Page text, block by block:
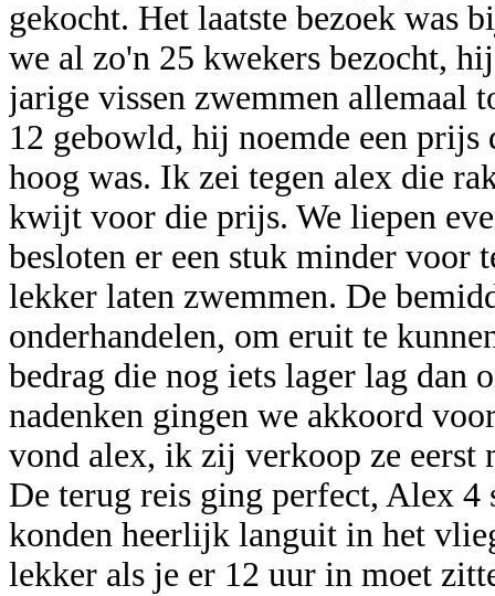
gekocht. Het laatste bezoek was
we al zo'n 25 kwekers bezocht,
jarige vissen zwemmen allemaal
12 gebowld, hij noemde een prijs
hoog was. Ik zei tegen alex die
kwijt voor die prijs. We liepen
besloten er een stuk minder voor
lekker laten zwemmen. De
onderhandelen, om eruit te
bedrag die nog iets lager lag dan
nadenken gingen we akkoord
vond alex, ik zij verkoop ze eerst
De terug reis ging perfect, Alex 4
konden heerlijk languit in het
lekker als je er 12 uur in moet